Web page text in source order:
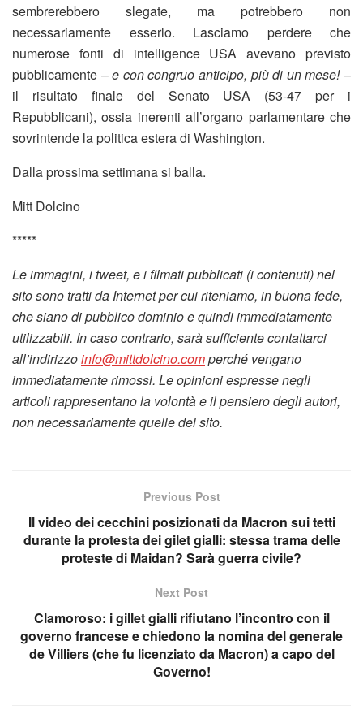
sembrerebbero slegate, ma potrebbero non
necessariamente esserlo. Lasciamo perdere che
numerose fonti di intelligence USA avevano previsto
pubblicamente –e con congruo anticipo, più di un mese!–
il risultato finale del Senato USA (53-47 per i
Repubblicani), ossia inerenti all’organo parlamentare che
sovrintende la politica estera di Washington.
Dalla prossima settimana si balla.
Mitt Dolcino
*****
Le immagini, i tweet, e i filmati pubblicati (i contenuti) nel
sito sono tratti da Internet per cui riteniamo, in buona fede,
che siano di pubblico dominio e quindi immediatamente
utilizzabili. In caso contrario, sarà sufficiente contattarci
all’indirizzoinfo@mittdolcino.comperché vengano
immediatamente rimossi. Le opinioni espresse negli
articoli rappresentano la volontà e il pensiero degli autori,
non necessariamente quelle del sito.
Previous Post
Il video dei cecchini posizionati da Macron sui tetti
durante la protesta dei gilet gialli: stessa trama delle
proteste di Maidan? Sarà guerra civile?
Next Post
Clamoroso: i gillet gialli rifiutano l’incontro con il
governo francese e chiedono la nomina del generale
de Villiers (che fu licenziato da Macron) a capo del
Governo!